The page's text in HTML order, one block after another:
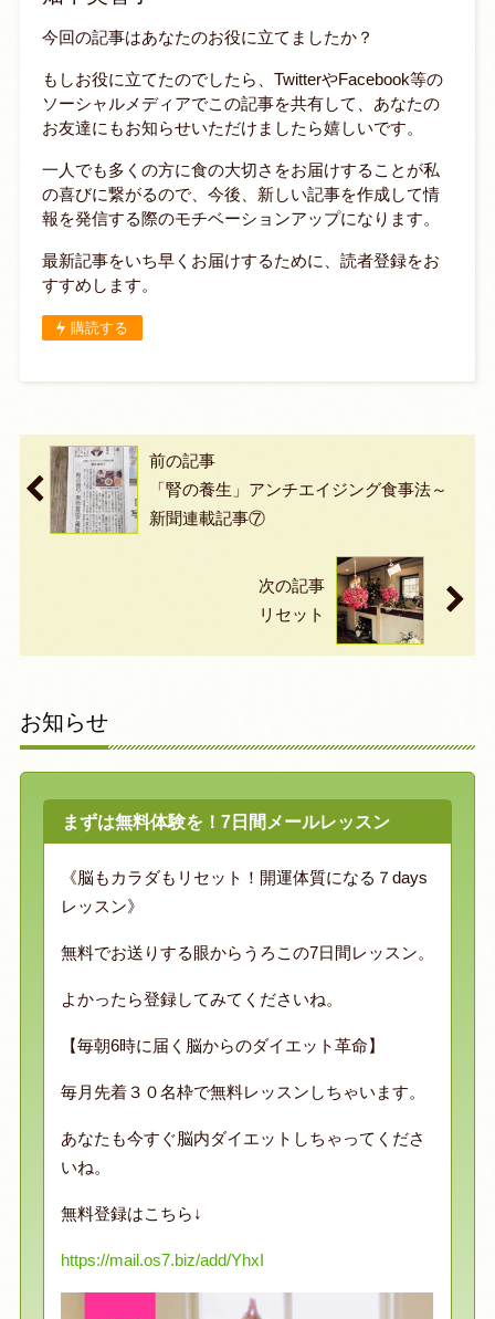
今回の記事はあなたのお役に立てましたか？
もしお役に立てたのでしたら、TwitterやFacebook等の
ソーシャルメディアでこの記事を共有して、あなたの
お友達にもお知らせいただけましたら嬉しいです。
一人でも多くの方に食の大切さをお届けすることが私
の喜びに繋がるので、今後、新しい記事を作成して情
報を発信する際のモチベーションアップになります。
最新記事をいち早くお届けするために、読者登録をお
すすめします。
購読する
前の記事
「腎の養生」アンチエイジング食事法～
新聞連載記事⑦
次の記事
リセット
お知らせ
まずは無料体験を！7日間メールレッスン
《脳もカラダもリセット！開運体質になる７days
レッスン》
無料でお送りする眼からうろこの7日間レッスン。
よかったら登録してみてくださいね。
【毎朝6時に届く脳からのダイエット革命】
毎月先着３０名枠で無料レッスンしちゃいます。
あなたも今すぐ脳内ダイエットしちゃってくださ
いね。
無料登録はこちら↓
https://mail.os7.biz/add/YhxI